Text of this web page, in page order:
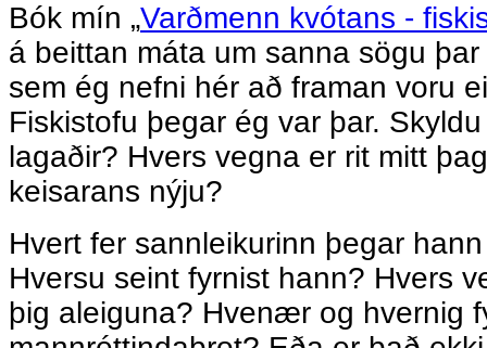
Bók mín „Varðmenn kvótans -
á beittan máta um sanna sögu
sem ég nefni hér að framan voru
Fiskistofu þegar ég var þar.
lagaðir? Hvers vegna er rit mitt
keisarans nýju?
Hvert fer sannleikurinn þegar
Hversu seint fyrnist hann? Hvers
þig aleiguna? Hvenær og hvernig